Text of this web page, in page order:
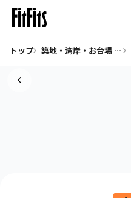
トップ 築地・湾岸・お台場 ヨガ